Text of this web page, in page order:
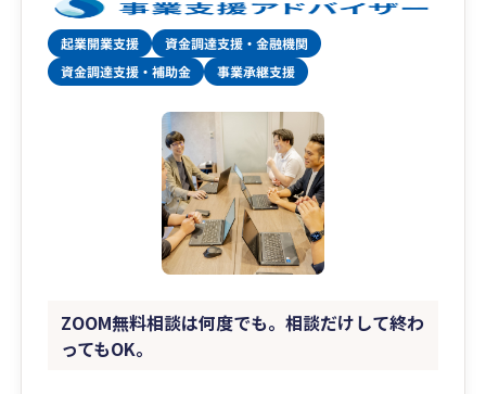
ZOOM無料相談は何度でも。相談だけして終わ
ってもOK。